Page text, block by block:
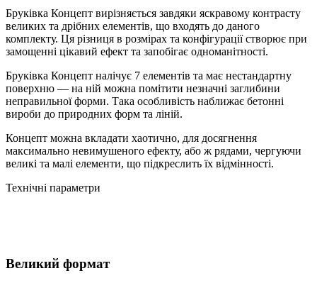
Бруківка Концепт вирізняється завдяки яскравому контрасту
великих та дрібних елементів, що входять до даного
комплекту. Ця різниця в розмірах та конфігурації створює при
замощенні цікавий ефект та запобігає одноманітності.
Бруківка Концепт налічує 7 елементів та має нестандартну
поверхню — на ній можна помітити незначні заглибини
неправильної форми. Така особливість наближає бетонні
вироби до природних форм та ліній.
Концепт можна вкладати хаотично, для досягнення
максимально невимушеного ефекту, або ж рядами, чергуючи
великі та малі елементи, що підкреслить їх відмінності.
Технічні параметри
Великий формат